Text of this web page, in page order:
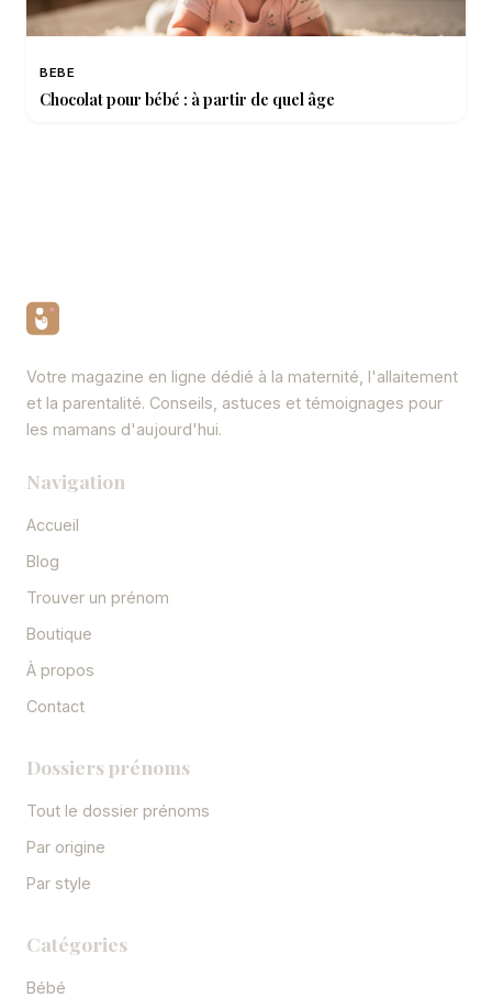
BEBE
Chocolat pour bébé : à partir de quel âge
Votre magazine en ligne dédié à la maternité, l'allaitement
et la parentalité. Conseils, astuces et témoignages pour
les mamans d'aujourd'hui.
Navigation
Accueil
Blog
Trouver un prénom
Boutique
À propos
Contact
Dossiers prénoms
Tout le dossier prénoms
Par origine
Par style
Catégories
Bébé